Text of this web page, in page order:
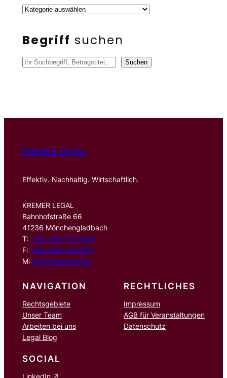
Begriff suchen
S
n
Suchen
KREMER LEGAL
Effektiv. Nachhaltig. Wirtschaftlich.
KREMER LEGAL
Bahnhofstraße 66
41236 Mönchengladbach
T: +49 2166 1470500
F: +49 2166 1470501
M: info@kremer.legal
NAVIGATION
Rechtsgebiete
Unser Team
Arbeiten bei uns
Legal Blog
RECHTLICHES
Impressum
AGB für Veranstaltungen
Datenschutz
SOCIAL
LinkedIn